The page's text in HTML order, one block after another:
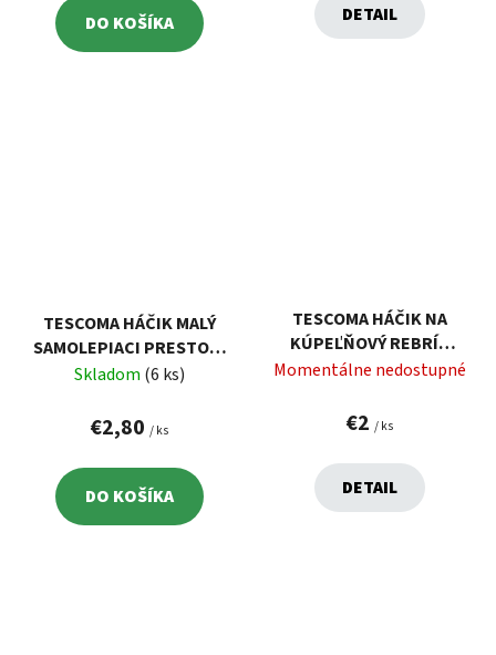
DO KOŠÍKA DETAIL
TESCOMA HÁČIK MALÝ
SAMOLEPIACI PRESTO, 4
KS
Skladom (6 ks)
€2,80 / ks
DO KOŠÍKA
TESCOMA HÁČIK NA
KÚPEĽŇOVÝ REBRÍK
LAGOON, 2KS
Momentálne nedostupné
€2 / ks
DETAIL